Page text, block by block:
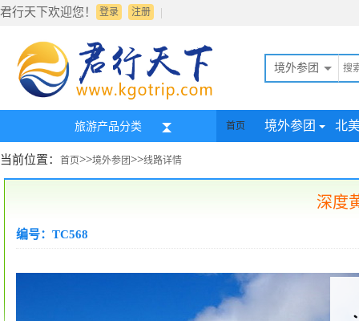
君行天下欢迎您！ 登录 |
注册
境外参团
旅游产品分类 首页 境外参团 北
当前位置： 首页>>境外参团>>线路详情
深度
编号：TC568